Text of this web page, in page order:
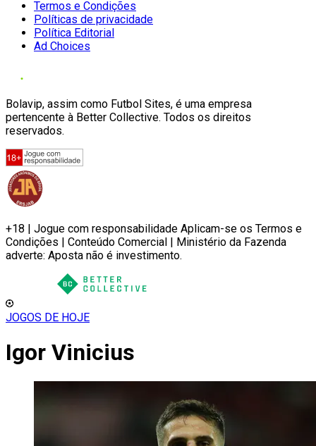
Termos e Condições
Políticas de privacidade
Política Editorial
Ad Choices
Bolavip, assim como Futbol Sites, é uma empresa
pertencente à Better Collective. Todos os direitos
reservados.
+18 | Jogue com responsabilidade Aplicam-se os Termos e
Condições | Conteúdo Comercial | Ministério da Fazenda
adverte: Aposta não é investimento.
JOGOS DE HOJE
Igor Vinicius